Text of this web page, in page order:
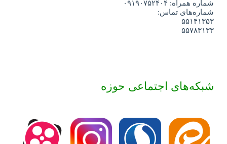
شماره همراه: ۰۹۱۹۰۷۵۲۴۰۴
شماره‌های تماس:
۵۵۱۴۱۳۵۳
۵۵۷۸۳۱۳۳
شبکه‌های اجتماعی حوزه